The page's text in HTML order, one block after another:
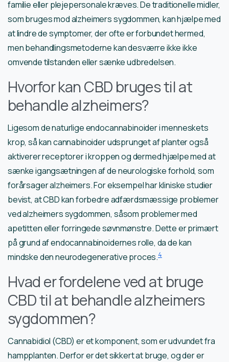
familie eller plejepersonale kræves. De traditionelle midler,
som bruges mod alzheimers sygdommen, kan hjælpe med
at lindre de symptomer, der ofte er forbundet hermed,
men behandlingsmetoderne kan desværre ikke ikke
omvende tilstanden eller sænke udbredelsen.
Hvorfor kan CBD bruges til at
behandle alzheimers?
Ligesom de naturlige endocannabinoider i menneskets
krop, så kan cannabinoider udsprunget af planter også
aktiverer receptorer i kroppen og dermed hjælpe med at
sænke igangsætningen af de neurologiske forhold, som
forårsager alzheimers. For eksempel har kliniske studier
bevist, at CBD kan forbedre adfærdsmæssige problemer
ved alzheimers sygdommen, såsom problemer med
apetitten eller forringede søvnmønstre. Dette er primært
på grund af endocannabinoidernes rolle, da de kan
mindske den neurodegenerative proces.4
Hvad er fordelene ved at bruge
CBD til at behandle alzheimers
sygdommen?
Cannabidiol (CBD) er et komponent, som er udvundet fra
hampplanten. Derfor er det sikkert at bruge, og der er